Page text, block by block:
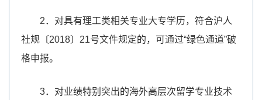
2．对具有理工类相关专业大专学历，符合沪人
社规〔2018〕21号文件规定的，可通过“绿色通道”破
格申报。
3．对业绩特别突出的海外高层次留学专业技术